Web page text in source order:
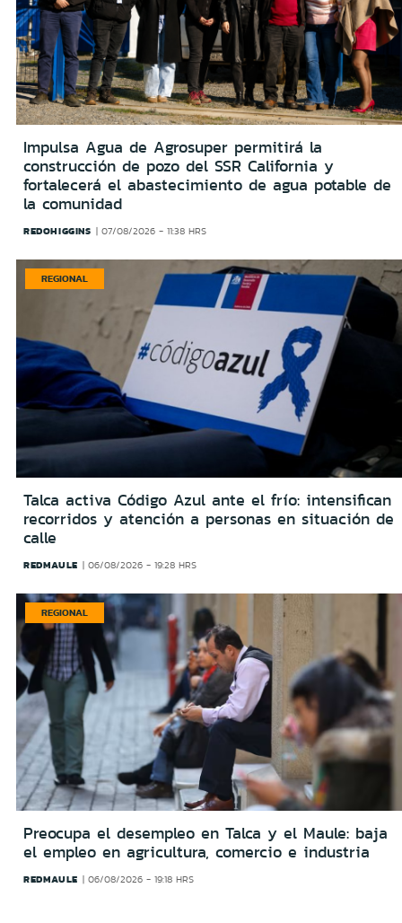
Impulsa Agua de Agrosuper permitirá la
construcción de pozo del SSR California y
fortalecerá el abastecimiento de agua potable de
la comunidad
REDOHIGGINS 07/08/2026 - 11:38 HRS
REGIONAL
Talca activa Código Azul ante el frío: intensifican
recorridos y atención a personas en situación de
calle
REDMAULE 06/08/2026 - 19:28 HRS
REGIONAL
Preocupa el desempleo en Talca y el Maule: baja
el empleo en agricultura, comercio e industria
REDMAULE 06/08/2026 - 19:18 HRS